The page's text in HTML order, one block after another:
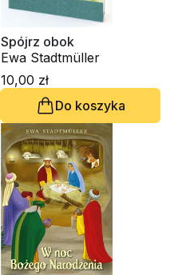
Spójrz obok
Ewa Stadtmüller
10,00 zł
Do koszyka